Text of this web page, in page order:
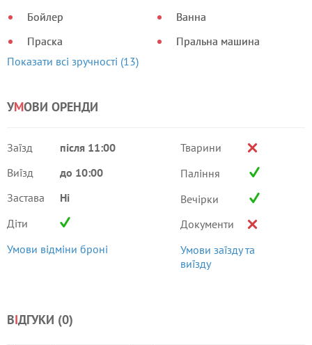
Бойлер
Праска
Ванна
Пральна машина
Показати всі зручності (13)
УМОВИ ОРЕНДИ
Заїзд
після 11:00
Виїзд
до 10:00
Застава
Ні
Діти
Умови відміни броні
Тварини
Паління
Вечірки
Документи
Умови заїзду та
виїзду
ВІДГУКИ (0)